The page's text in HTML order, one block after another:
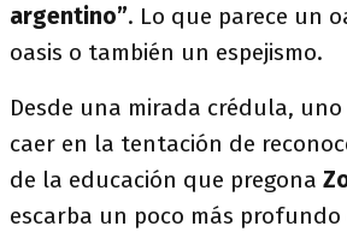
argentino”. Lo que parece un
oasis o también un espejismo.
Desde una mirada crédula,
caer en la tentación de
de la educación que pregona
escarba un poco más